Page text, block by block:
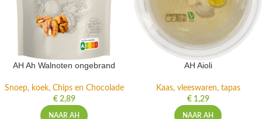
AH Ah Walnoten ongebrand
Snoep, koek, Chips en Chocolade
€2,89
NAAR AH
AH Aioli
Kaas, vleeswaren, tapas
€1,29
NAAR AH